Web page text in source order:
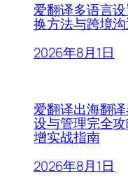
爱翻译多语言
换方法与跨境
2026年8月1日
爱翻译出海翻
设与管理完全
增实战指南
2026年8月1日